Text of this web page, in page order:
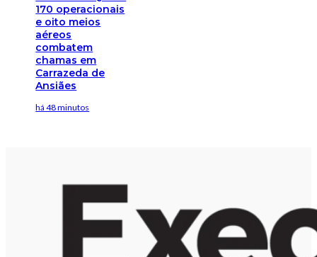
170 operacionais
e oito meios
aéreos
combatem
chamas em
Carrazeda de
Ansiães
há 48 minutos